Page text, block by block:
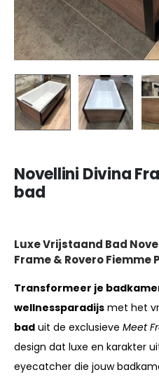
Novellini Divina
bad
Luxe Vrijstaand Bad
Frame & Rovero Fiemme
Transformeer je
wellnessparadijs met het
bad uit de exclusieve Meet
design dat luxe en karakter
eyecatcher die jouw